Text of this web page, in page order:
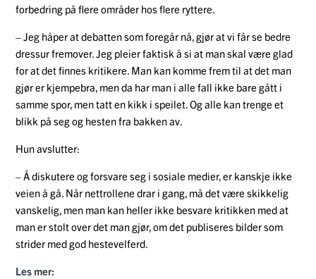
forbedring på flere områder hos flere ryttere.
– Jeg håper at debatten som foregår nå, gjør at vi får se bedre
dressur fremover. Jeg pleier faktisk å si at man skal være glad
for at det finnes kritikere. Man kan komme frem til at det man
gjør er kjempebra, men da har man i alle fall ikke bare gått i
samme spor, men tatt en kikk i speilet. Og alle kan trenge et
blikk på seg og hesten fra bakken av.
Hun avslutter:
– Å diskutere og forsvare seg i sosiale medier, er kanskje ikke
veien å gå. Når nettrollene drar i gang, må det være skikkelig
vanskelig, men man kan heller ikke besvare kritikken med at
man er stolt over det man gjør, om det publiseres bilder som
strider med god hestevelferd.
Les mer: